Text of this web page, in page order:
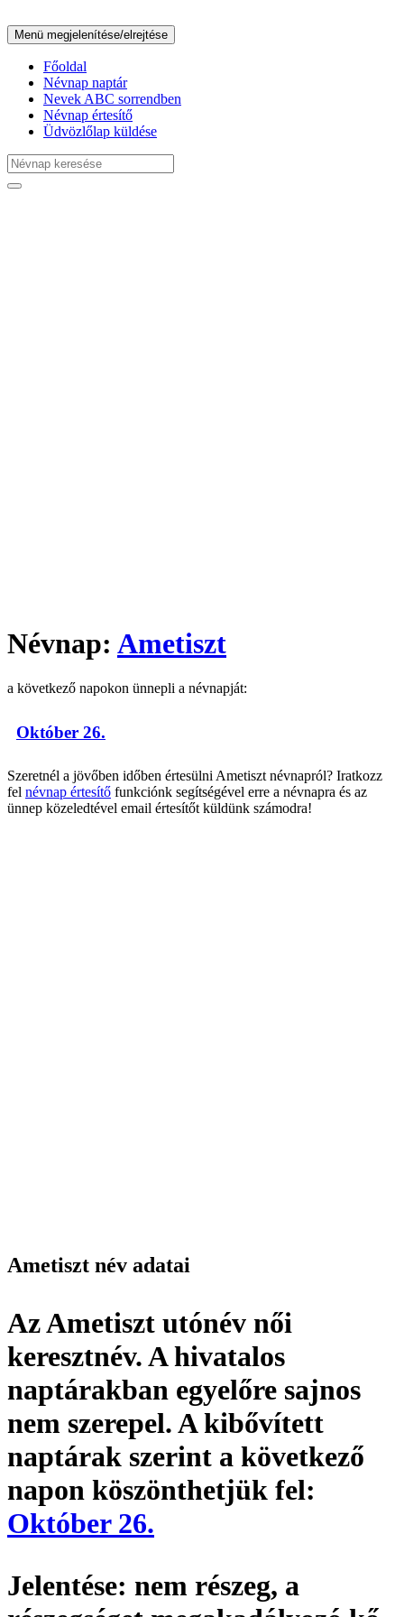
Menü megjelenítése/elrejtése
Főoldal
Névnap naptár
Nevek ABC sorrendben
Névnap értesítő
Üdvözlőlap küldése
Névnap: Ametiszt
a következő napokon ünnepli a névnapját:
Október 26.
Szeretnél a jövőben időben értesülni Ametiszt névnapról? Iratkozz
fel névnap értesítő funkciónk segítségével erre a névnapra és az
ünnep közeledtével email értesítőt küldünk számodra!
Ametiszt név adatai
Az Ametiszt utónév női
keresztnév. A hivatalos
naptárakban egyelőre sajnos
nem szerepel. A kibővített
naptárak szerint a következő
napon köszönthetjük fel:
Október 26.
Jelentése: nem részeg, a